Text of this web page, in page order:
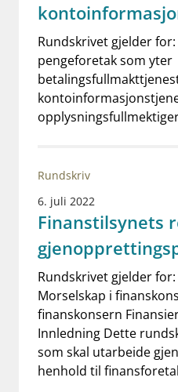
Rundskrivet gjelder
pengeforetak som yter
Rundskriv
6. juli 2022
Finanstilsynets
Rundskrivet gjelder
Morselskap i
finanskonsern
Innledning Dette
som skal utarbeide
henhold til